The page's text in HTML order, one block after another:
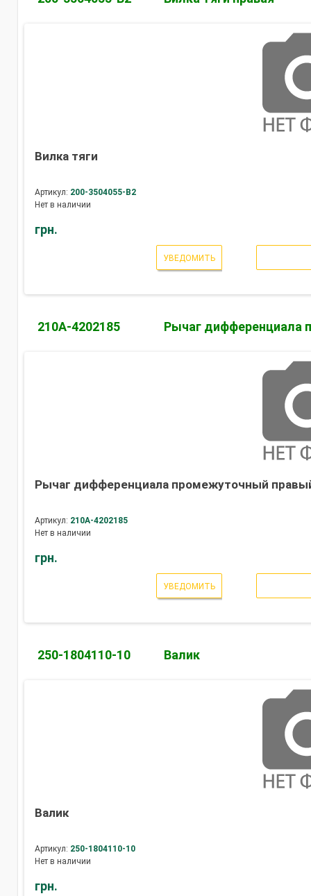
Вилка тяги
Артикул: 200-3504055-В2
Нет в наличии
грн.
УВЕДОМИТЬ
210А-4202185 Рычаг дифференциала
Рычаг дифференциала промежуточный
Артикул: 210А-4202185
Нет в наличии
грн.
УВЕДОМИТЬ
250-1804110-10 Валик
Валик
Артикул: 250-1804110-10
Нет в наличии
грн.